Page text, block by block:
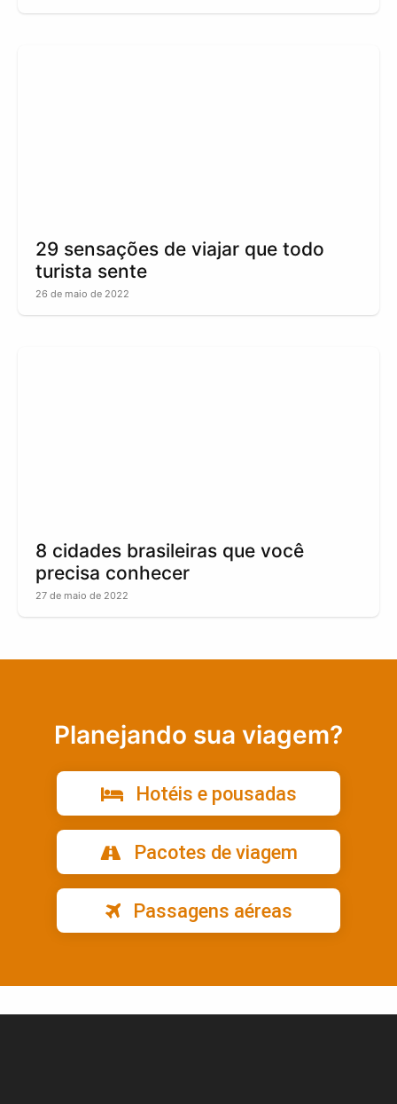
29 sensações de viajar que todo
turista sente
26 de maio de 2022
8 cidades brasileiras que você
precisa conhecer
27 de maio de 2022
Planejando sua viagem?
Hotéis e pousadas
Pacotes de viagem
Passagens aéreas